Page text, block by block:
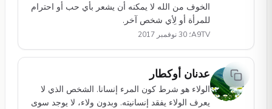
الخوف من الله لا يمكنه أن يشعر بأي حب أو احترام
للمرأة أو لِأي شخص آخر.
A9TV؛ 30 نوفمبر 2017
عدنان أوكطار
الولاء هو شرط كون المرء إنسانا. الشخص الذي لا
يعرف الولاء يفقد إنسانيته. وبدون ولاء، لا يوجد سوى